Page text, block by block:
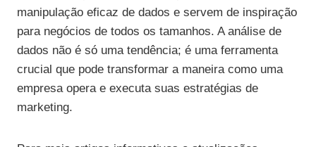
manipulação eficaz de dados e servem de inspiração
para negócios de todos os tamanhos. A análise de
dados não é só uma tendência; é uma ferramenta
crucial que pode transformar a maneira como uma
empresa opera e executa suas estratégias de
marketing.